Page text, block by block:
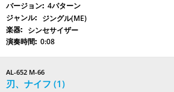
4パターン
ジングル(ME)
シンセサイザー
0:08
AL-652 M-66
刃、ナイフ (1)